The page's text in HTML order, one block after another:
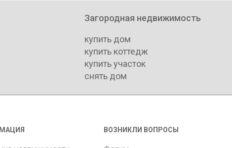
Загородная недвижимость
купить дом
купить коттедж
купить участок
снять дом
ВОЗНИКЛИ ВОПРОСЫ